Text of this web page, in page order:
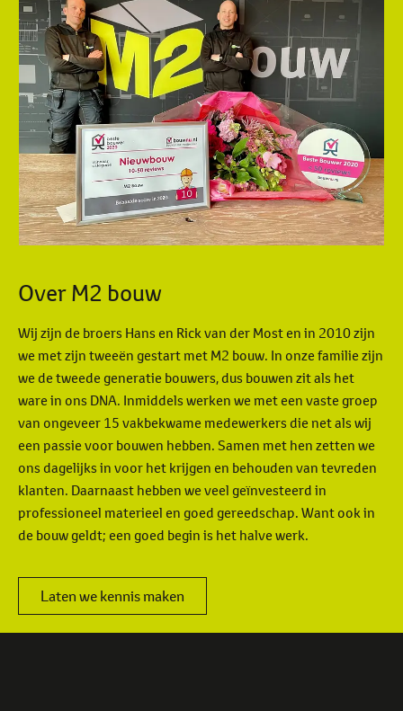
Over M2 bouw
Wij zijn de broers Hans en Rick van der Most en in 2010 zijn
we met zijn tweeën gestart met M2 bouw. In onze familie zijn
we de tweede generatie bouwers, dus bouwen zit als het
ware in ons DNA. Inmiddels werken we met een vaste groep
van ongeveer 15 vakbekwame medewerkers die net als wij
een passie voor bouwen hebben. Samen met hen zetten we
ons dagelijks in voor het krijgen en behouden van tevreden
klanten. Daarnaast hebben we veel geïnvesteerd in
professioneel materieel en goed gereedschap. Want ook in
de bouw geldt; een goed begin is het halve werk.
Laten we kennis maken